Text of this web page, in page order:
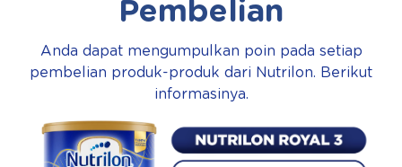
Pembelian
Anda dapat mengumpulkan poin pada setiap
pembelian produk-produk dari Nutrilon. Berikut
informasinya.